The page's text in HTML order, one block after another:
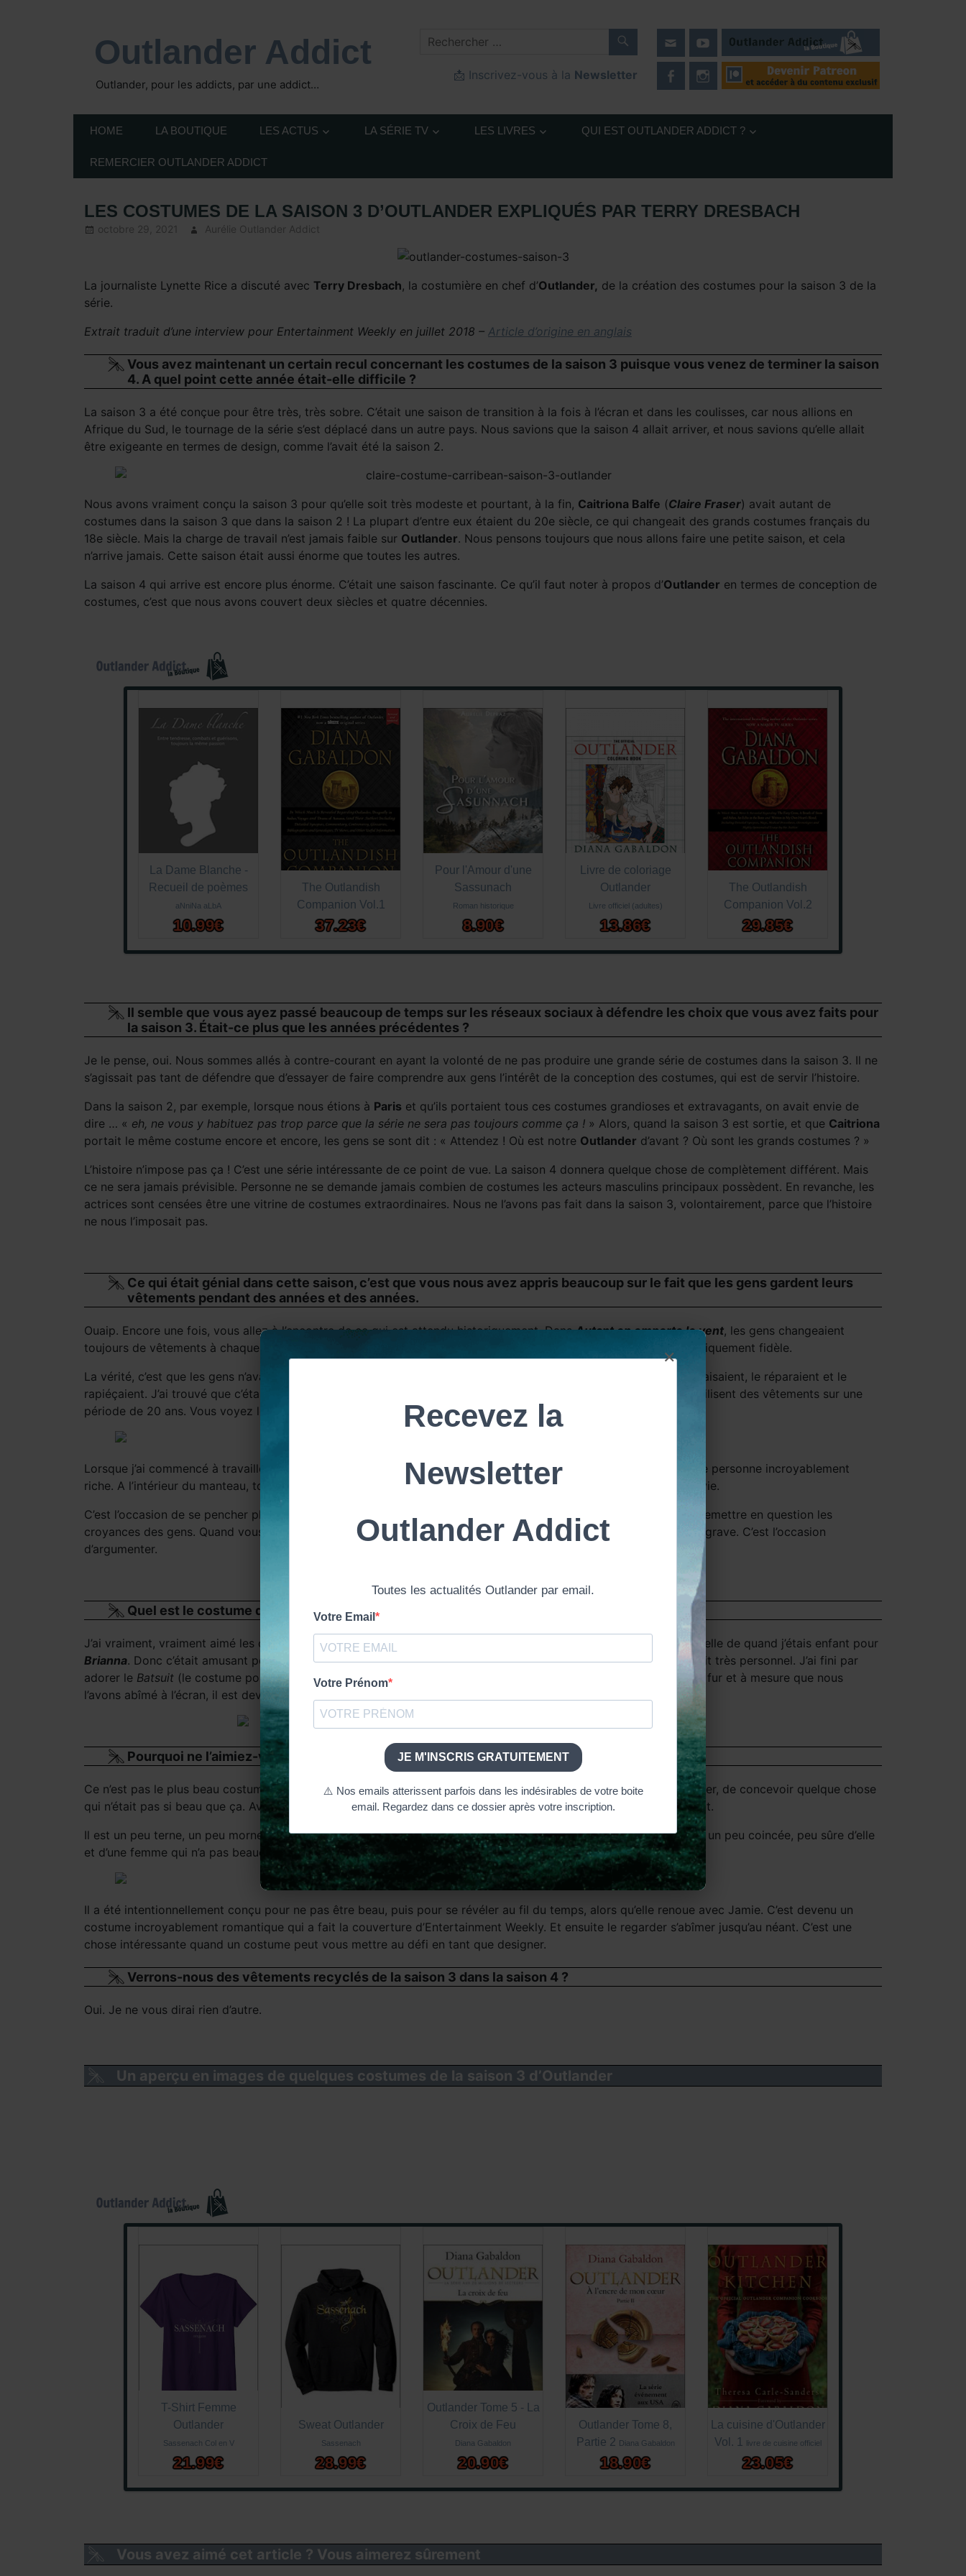
contentOutlander Addict
Outlander, pour les addicts, par une addict…
📩 Inscrivez-vous à la Newsletter
HOME LA BOUTIQUE LES ACTUS LA SÉRIE TV LES LIVRES QUI EST OUTLANDER ADDICT ?
REMERCIER OUTLANDER ADDICT
LES COSTUMES DE LA SAISON 3 D’OUTLANDER EXPLIQUÉS PAR TERRY DRESBACH
octobre 29, 2021 Aurélie Outlander Addict
La journaliste Lynette Rice a discuté avec Terry Dresbach, la costumière en chef d’Outlander, de la création des costumes pour la saison 3 de la
série.
Extrait traduit d’une interview pour Entertainment Weekly en juillet 2018 – Article d’origine en anglais
Vous avez maintenant un certain recul concernant les costumes de la saison 3 puisque vous venez de terminer la saison
4. A quel point cette année était-elle difficile ?
La saison 3 a été conçue pour être très, très sobre. C’était une saison de transition à la fois à l’écran et dans les coulisses, car nous allions en
Afrique du Sud, le tournage de la série s’est déplacé dans un autre pays. Nous savions que la saison 4 allait arriver, et nous savions qu’elle allait
être exigeante en termes de design, comme l’avait été la saison 2.
Nous avons vraiment conçu la saison 3 pour qu’elle soit très modeste et pourtant, à la fin, Caitriona Balfe (Claire Fraser) avait autant de
costumes dans la saison 3 que dans la saison 2 ! La plupart d’entre eux étaient du 20e siècle, ce qui changeait des grands costumes français du
18e siècle. Mais la charge de travail n’est jamais faible sur Outlander. Nous pensons toujours que nous allons faire une petite saison, et cela
n’arrive jamais. Cette saison était aussi énorme que toutes les autres.
La saison 4 qui arrive est encore plus énorme. C’était une saison fascinante. Ce qu’il faut noter à propos d’Outlander en termes de conception de
costumes, c’est que nous avons couvert deux siècles et quatre décennies.
La Dame Blanche -
Recueil de poèmes
aNniNa aLbA
10.99€
The Outlandish
Companion Vol.1
37.23€
Pour l'Amour d'une
Sassunach
Roman historique
8.90€
Livre de coloriage
Outlander
Livre officiel (adultes)
13.86€
The Outlandish
Companion Vol.2
29.85€
Il semble que vous ayez passé beaucoup de temps sur les réseaux sociaux à défendre les choix que vous avez faits pour
la saison 3. Était-ce plus que les années précédentes ?
Je le pense, oui. Nous sommes allés à contre-courant en ayant la volonté de ne pas produire une grande série de costumes dans la saison 3. Il ne
s’agissait pas tant de défendre que d’essayer de faire comprendre aux gens l’intérêt de la conception des costumes, qui est de servir l’histoire.
Dans la saison 2, par exemple, lorsque nous étions à Paris et qu’ils portaient tous ces costumes grandioses et extravagants, on avait envie de
dire … « eh, ne vous y habituez pas trop parce que la série ne sera pas toujours comme ça ! » Alors, quand la saison 3 est sortie, et que Caitriona
portait le même costume encore et encore, les gens se sont dit : « Attendez ! Où est notre Outlander d’avant ? Où sont les grands costumes ? »
L’histoire n’impose pas ça ! C’est une série intéressante de ce point de vue. La saison 4 donnera quelque chose de complètement différent. Mais
ce ne sera jamais prévisible. Personne ne se demande jamais combien de costumes les acteurs masculins principaux possèdent. En revanche, les
actrices sont censées être une vitrine de costumes extraordinaires. Nous ne l’avons pas fait dans la saison 3, volontairement, parce que l’histoire
ne nous l’imposait pas.
Ce qui était génial dans cette saison, c’est que vous nous avez appris beaucoup sur le fait que les gens gardent leurs
vêtements pendant des années et des années.
Ouaip. Encore une fois, vous allez à l’encontre de ce qui est attendu historiquement. DansAutant en emporte le vent, les gens changeaient
toujours de vêtements à chaque fois qu’ils passaient à l’écran. Notre série a toujours clamé qu’elle allait être historiquement fidèle.
La vérité, c’est que les gens n’avaient pas tant de vêtements que ça. Et ce qu’ils avaient, ils le retravaillaient, le refaisaient, le réparaient et le
rapiéçaient. J’ai trouvé que c’était une chose vraiment géniale et magnifique à montrer à l’écran. Des gens qui réutilisent des vêtements sur une
période de 20 ans. Vous voyez le reprisage, le rapiéçage, c’est une histoire tellement riche et incroyable.
Lorsque j’ai commencé à travailler sur la série, quelqu’un a apporté un manteau du 18ème siècle appartenant à une personne incroyablement
riche. A l’intérieur du manteau, tout était en patchwork, car même les riches gardaient leurs vêtements toute leur vie.
C’est l’occasion de se pencher plus en détail sur l’histoire ce qui n’est pas habituel à la télé. Tout cela contribue à remettre en question les
croyances des gens. Quand vous faites cela, vous devez vous attendre à un petit retour de bâton. Et ce n’est pas grave. C’est l’occasion
d’argumenter.
Quel est le costume qui vous a le plus amusé dans la saison 3 ?
J’ai vraiment, vraiment aimé les costumes des années 60. J’ai pratiquement recréé ma propre garde-robe personnelle de quand j’étais enfant pour
Brianna. Donc c’était amusant pour moi. Et les costumes de ma mère, de l’amie de ma mère et de mon père. C’était très personnel. J’ai fini par
adorer le Batsuit (le costume pour traverser les pierres de Claire, voir ci-dessous). Je ne l’ai pas toujours aimé. Au fur et à mesure que nous
l’avons abîmé à l’écran, il est devenu un personnage en soi.
Pourquoi ne l’aimiez-vous pas ?
Ce n’est pas le plus beau costume du monde, il n’était pas censé l’être. C’était un défi pour moi, en tant que designer, de concevoir quelque chose
qui n’était pas si beau que ça. Avant de l’appeler le costume de Batman, je l’appelais le costume de l’Armée du Salut.
Il est un peu terne, un peu morne et pas très romantique. C’est ce que je voulais qu’il soit. Je voulais qu’elle ait l’air un peu coincée, peu sûre d’elle
et d’une femme qui n’a pas beaucoup fait l’amour dernièrement.
Il a été intentionnellement conçu pour ne pas être beau, puis pour se révéler au fil du temps, alors qu’elle renoue avec Jamie. C’est devenu un
costume incroyablement romantique qui a fait la couverture d’Entertainment Weekly. Et ensuite le regarder s’abîmer jusqu’au néant. C’est une
chose intéressante quand un costume peut vous mettre au défi en tant que designer.
Verrons-nous des vêtements recyclés de la saison 3 dans la saison 4 ?
Oui. Je ne vous dirai rien d’autre.
Un aperçu en images de quelques costumes de la saison 3 d’Outlander
T-Shirt Femme
Outlander
Sassenach Col en V
21.99€
Sweat Outlander
Sassenach
28.99€
Outlander Tome 5 - La
Croix de Feu
Diana Gabaldon
20.90€
Outlander Tome 8,
Partie 2 Diana Gabaldon
18.90€
La cuisine d'Outlander
Vol. 1
livre de cuisine officiel
23.05€
Vous avez aimé cet article ? Vous aimerez sûrement
×